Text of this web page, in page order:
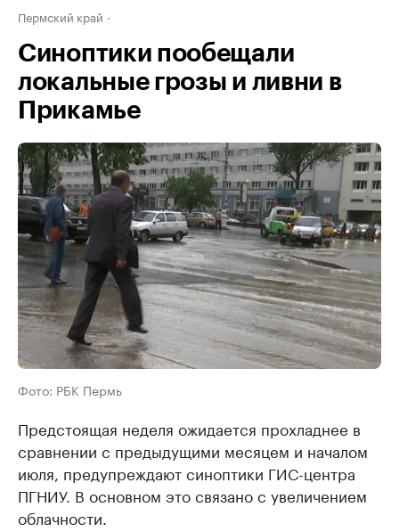
Пермский край
Синоптики пообещали
локальные грозы и ливни в
Прикамье
Фото: РБК Пермь
Предстоящая неделя ожидается прохладнее в
сравнении с предыдущими месяцем и началом
июля, предупреждают синоптики ГИС-центра
ПГНИУ. В основном это связано с увеличением
облачности.